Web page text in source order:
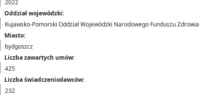
2022
Oddział wojewódzki:
Kujawsko-Pomorski Oddział Wojewódzki Narodowego Funduszu Zdrowia
Miasto:
bydgoszcz
Liczba zawartych umów:
425
Liczba świadczeniodawców:
232